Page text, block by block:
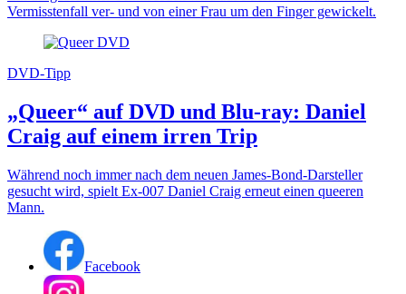
Vermisstenfall ver- und von einer Frau um den Finger gewickelt.
DVD-Tipp
„Queer“ auf DVD und Blu-ray: Daniel
Craig auf einem irren Trip
Während noch immer nach dem neuen James-Bond-Darsteller
gesucht wird, spielt Ex-007 Daniel Craig erneut einen queeren
Mann.
Facebook